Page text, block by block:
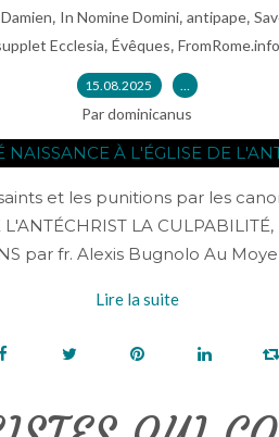
, In Nomine Domini, antipape,
Ecclesia, Évêques, FromRome.info
15.08.2025 …
Par dominicanus
et les punitions par les
LA
par fr. Alexis Bugnolo Au
Lire la suite